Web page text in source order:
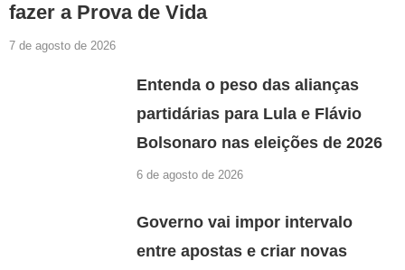
fazer a Prova de Vida
7 de agosto de 2026
Entenda o peso das alianças
partidárias para Lula e Flávio
Bolsonaro nas eleições de 2026
6 de agosto de 2026
Governo vai impor intervalo
entre apostas e criar novas